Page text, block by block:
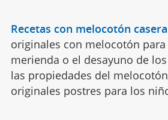
Recetas con melocotón
originales con melocotón
merienda o el desayuno de
las propiedades del
originales postres para los